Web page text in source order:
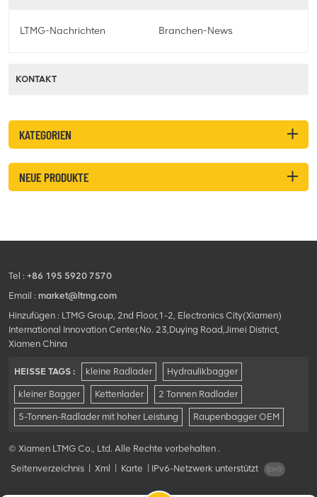
LTMG-Nachrichten Branchen-News
KONTAKT
KATEGORIEN
NEUE PRODUKTE
Tel : +86 195 5920 7570
Email : market@ltmg.com
Hinzufügen : LTMG Group, 2nd Floor,1-2, Electronics City(Xiamen)
International Innovation Center,No. 23,Duying Road,Jimei District,
Xiamen China
HEISSE TAGS : kleine Radlader Hydraulikbagger
kleiner Bagger Kettenlader 2 Tonnen Radlader
5-Tonnen-Radlader mit hoher Leistung Raupenbagger OEM
© Xiamen LTMG Co., Ltd. Alle Rechte vorbehalten .
Seitenverzeichnis
Xml Karte IPv6-Netzwerk unterstützt